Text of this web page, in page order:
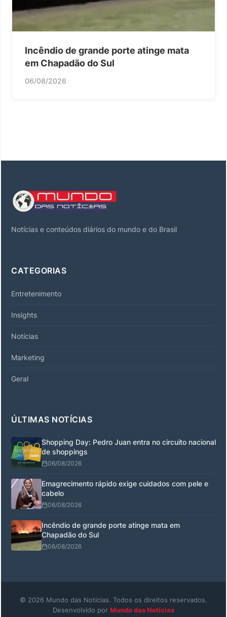
Incêndio de grande porte atinge mata
em Chapadão do Sul
06/08/2026
Notícias e conteúdos diários do mundo e do Brasil
CATEGORIAS
Entretenimento
Insights
Notícias
Marketing
Geral
ÚLTIMAS NOTÍCIAS
Shopping Day: Pedro Juan entra no circuito nacional
de shoppings
06/08/2026
Emagrecimento rápido exige cuidados com pele e
cabelo
06/08/2026
Incêndio de grande porte atinge mata em
Chapadão do Sul
06/08/2026
© 2026 Mundo das Notícias. Todos os direitos reservados.
Desenvolvido por Mundo das Notícias